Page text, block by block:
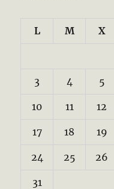
L M X
3 4 5
10 11 12
17 18 19
24 25 26
31